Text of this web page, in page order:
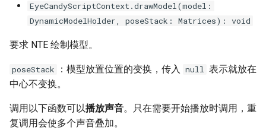
EyeCandyScriptContext.drawModel(model:
DynamicModelHolder, poseStack: Matrices): void
要求 NTE 绘制模型。
poseStack ：模型放置位置的变换，传入 null 表示就放在
中心不变换。
调用以下函数可以播放声音。只在需要开始播放时调用，重
复调用会使多个声音叠加。